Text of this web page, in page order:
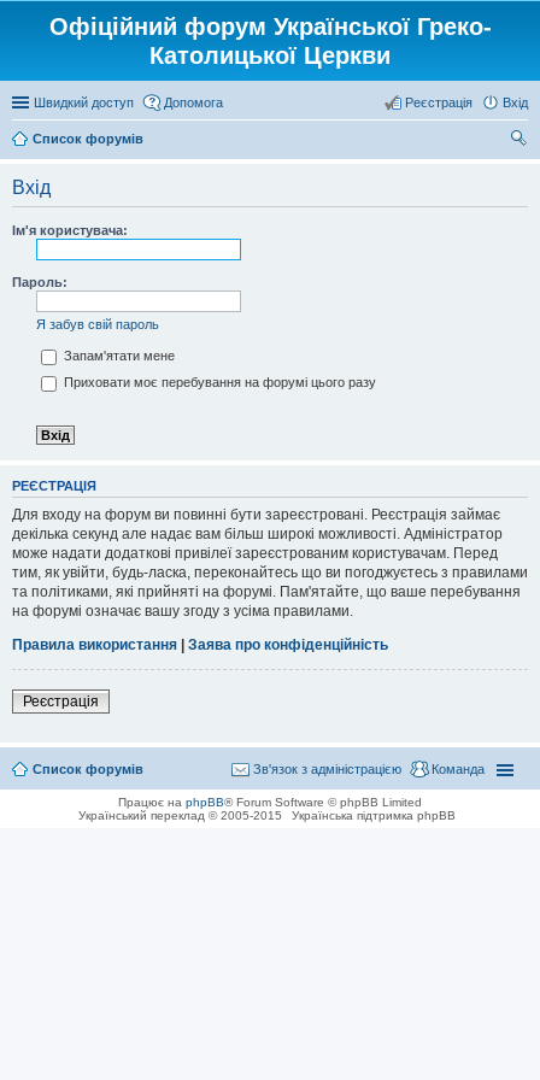
Офіційний форум Української Греко-
Католицької Церкви
Швидкий доступ Допомога Вхід
Реєстрація
Список форумів
Вхід
Ім'я користувача:
Пароль:
Я забув свій пароль
Запам'ятати мене
Приховати моє перебування на форумі цього разу
РЕЄСТРАЦІЯ
Для входу на форум ви повинні бути зареєстровані. Реєстрація займає
декілька секунд але надає вам більш широкі можливості. Адміністратор
може надати додаткові привілеї зареєстрованим користувачам. Перед
тим, як увійти, будь-ласка, переконайтесь що ви погоджуєтесь з правилами
та політиками, які прийняті на форумі. Пам'ятайте, що ваше перебування
на форумі означає вашу згоду з усіма правилами.
Правила використання | Заява про конфіденційність
Реєстрація
Список форумів Команда
Зв'язок з адміністрацією
Працює на phpBB® Forum Software © phpBB Limited
Український переклад © 2005-2015
Українська підтримка phpBB